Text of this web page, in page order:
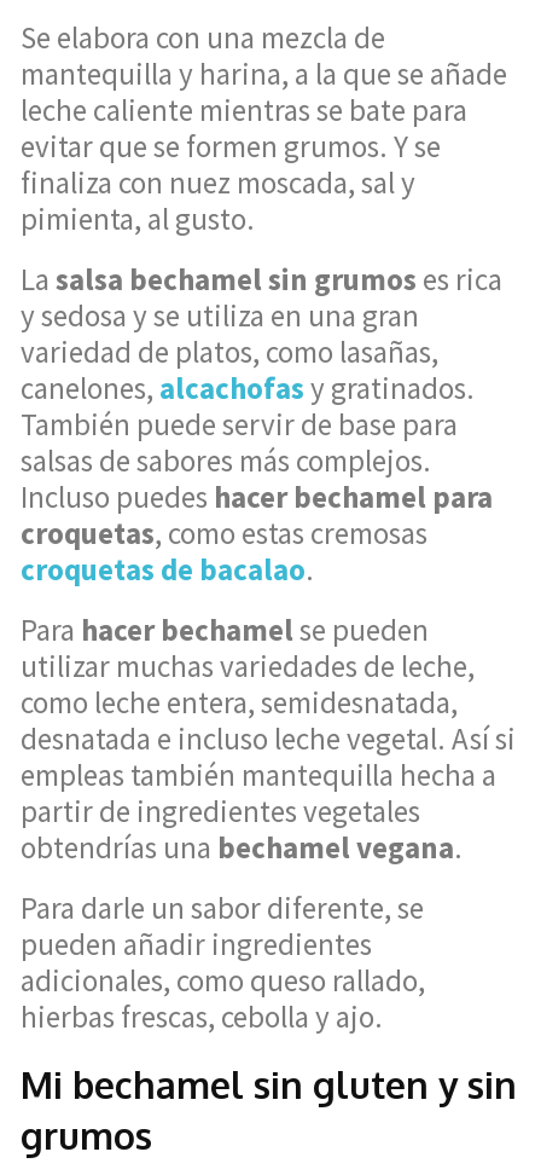
Se elabora con una mezcla de
mantequilla y harina, a la que se añade
leche caliente mientras se bate para
evitar que se formen grumos. Y se
finaliza con nuez moscada, sal y
pimienta, al gusto.
La salsa bechamel sin grumos es rica
y sedosa y se utiliza en una gran
variedad de platos, como lasañas,
canelones, alcachofasy gratinados.
También puede servir de base para
salsas de sabores más complejos.
Incluso puedes hacer bechamel para
croquetas, como estas cremosas
croquetas de bacalao.
Para hacer bechamelse pueden
utilizar muchas variedades de leche,
como leche entera, semidesnatada,
desnatada e incluso leche vegetal. Así si
empleas también mantequilla hecha a
partir de ingredientes vegetales
obtendrías una bechamel vegana.
Para darle un sabor diferente, se
pueden añadir ingredientes
adicionales, como queso rallado,
hierbas frescas, cebolla y ajo.
Mi bechamel sin gluten y sin
grumos